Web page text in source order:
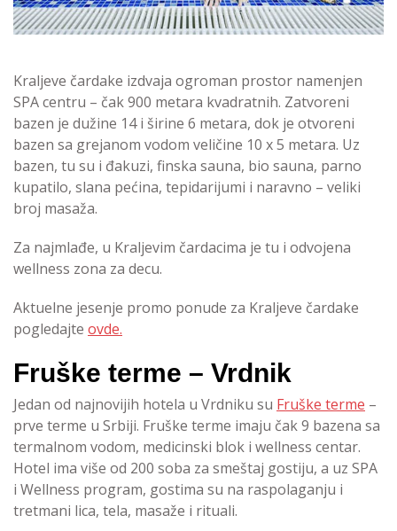
Kraljeve čardake izdvaja ogroman prostor namenjen
SPA centru – čak 900 metara kvadratnih. Zatvoreni
bazen je dužine 14 i širine 6 metara, dok je otvoreni
bazen sa grejanom vodom veličine 10 x 5 metara. Uz
bazen, tu su i đakuzi, finska sauna, bio sauna, parno
kupatilo, slana pećina, tepidarijumi i naravno – veliki
broj masaža.
Za najmlađe, u Kraljevim čardacima je tu i odvojena
wellness zona za decu.
Aktuelne jesenje promo ponude za Kraljeve čardake
pogledajte ovde.
Fruške terme – Vrdnik
Jedan od najnovijih hotela u Vrdniku su Fruške terme –
prve terme u Srbiji. Fruške terme imaju čak 9 bazena sa
termalnom vodom, medicinski blok i wellness centar.
Hotel ima više od 200 soba za smeštaj gostiju, a uz SPA
i Wellness program, gostima su na raspolaganju i
tretmani lica, tela, masaže i rituali.